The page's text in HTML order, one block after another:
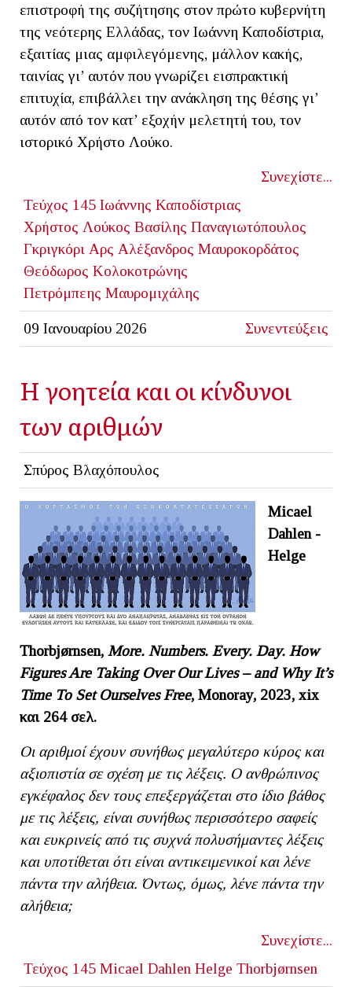
επιστροφή της συζήτησης στον πρώτο κυβερνήτη
της νεότερης Ελλάδας, τον Ιωάννη Καποδίστρια,
εξαιτίας μιας αμφιλεγόμενης, μάλλον κακής,
ταινίας γι’ αυτόν που γνωρίζει εισπρακτική
επιτυχία, επιβάλλει την ανάκληση της θέσης γι’
αυτόν από τον κατ’ εξοχήν μελετητή του, τον
ιστορικό Χρήστο Λούκο.
Συνεχίστε...
Τεύχος 145 Ιωάννης Καποδίστριας
Χρήστος Λούκος Βασίλης Παναγιωτόπουλος
Γκριγκόρι Αρς Αλέξανδρος Μαυροκορδάτος
Θεόδωρος Κολοκοτρώνης
Πετρόμπεης Μαυρομιχάλης
09 Ιανουαρίου 2026 Συνεντεύξεις
Η γοητεία και οι κίνδυνοι
των αριθμών
Σπύρος Βλαχόπουλος
Micael
Dahlen -
Helge
Thorbjørnsen, More. Numbers. Every. Day. How
Figures Are Taking Over Our Lives – and Why It’s
Time To Set Ourselves Free, Monoray, 2023, xix
και264 σελ.
Οι αριθμοί έχουν συνήθως μεγαλύτερο κύρος και
αξιοπιστία σε σχέση με τις λέξεις. Ο ανθρώπινος
εγκέφαλος δεν τους επεξεργάζεται στο ίδιο βάθος
με τις λέξεις, είναι συνήθως περισσότερο σαφείς
και ευκρινείς από τις συχνά πολυσήμαντες λέξεις
και υποτίθεται ότι είναι αντικειμενικοί και λένε
πάντα την αλήθεια. Όντως, όμως, λένε πάντα την
αλήθεια;
Συνεχίστε...
Τεύχος 145 Micael Dahlen Helge Thorbjørnsen